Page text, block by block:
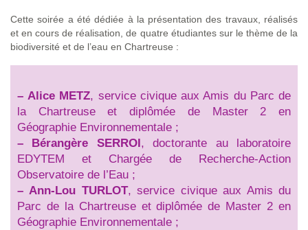
Cette soirée a été dédiée à la présentation des travaux, réalisés
et en cours de réalisation, de quatre étudiantes sur le thème de la
biodiversité et de l’eau en Chartreuse :
– Alice METZ, service civique aux Amis du Parc de
la Chartreuse et diplômée de Master 2 en
Géographie Environnementale ;
–
Bérangère SERROI , doctorante au laboratoire
EDYTEM et Chargée de Recherche-Action
Observatoire de l’Eau ;
– Ann-Lou TURLOT, service civique aux Amis du
Parc de la Chartreuse et diplômée de Master 2 en
Géographie Environnementale ;